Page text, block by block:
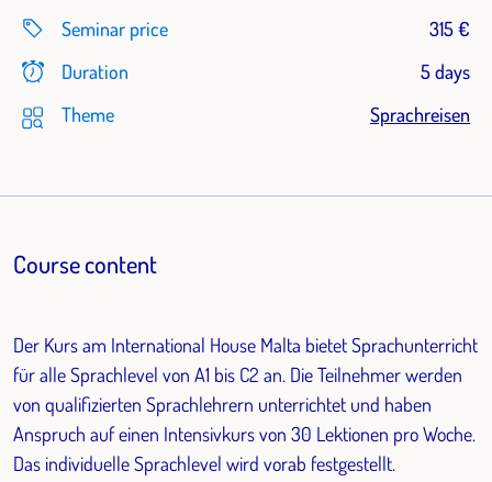
Seminar price
315 €
Duration
5 days
Theme
Sprachreisen
Course content
Der Kurs am International House Malta bietet Sprachunterricht
für alle Sprachlevel von A1 bis C2 an. Die Teilnehmer werden
von qualifizierten Sprachlehrern unterrichtet und haben
Anspruch auf einen Intensivkurs von 30 Lektionen pro Woche.
Das individuelle Sprachlevel wird vorab festgestellt.